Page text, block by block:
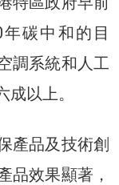
碳中和的目
調系統和人工
以上。
產品及技術創
品效果顯著，